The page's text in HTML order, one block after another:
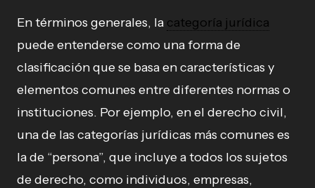
En términos generales, la categoría jurídica
puede entenderse como una forma de
clasificación que se basa en características y
elementos comunes entre diferentes normas o
instituciones. Por ejemplo, en el derecho civil,
una de las categorías jurídicas más comunes es
la de “persona”, que incluye a todos los sujetos
de derecho, como individuos, empresas,